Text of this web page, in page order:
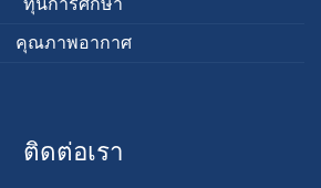
คุณภาพอากาศ
ติดต่อเรา